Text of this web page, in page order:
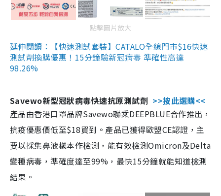
點擊圖片放大
延伸閱讀：【快速測試套裝】CATALO全線門市$16快速
測試劑換購優惠！15分鐘驗新冠病毒 準確性高達
98.26%
Savewo新型冠狀病毒快速抗原測試劑 >>按此選購<<
產品由香港口罩品牌Savewo聯乘DEEPBLUE合作推出，
抗疫優惠價低至$18買到。產品已獲得歐盟CE認證，主
要以採集鼻液樣本作檢測，能有效檢測Omicron及Delta
變種病毒，準確度達至99%，最快15分鐘就能知道檢測
結果。